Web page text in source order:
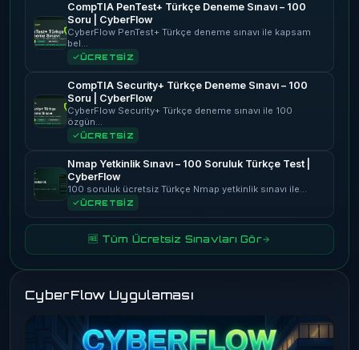
CompTIA PenTest+ Türkçe Deneme Sınavı – 100
Soru | CyberFlow
CyberFlow PenTest+ Türkçe deneme sınavı ile kapsam
bel…
ÜCRETSİZ
CompTIA Security+ Türkçe Deneme Sınavı – 100
Soru | CyberFlow
CyberFlow Security+ Türkçe deneme sınavı ile 100
özgün…
ÜCRETSİZ
Nmap Yetkinlik Sınavı – 100 Soruluk Türkçe Test |
CyberFlow
100 soruluk ücretsiz Türkçe Nmap yetkinlik sınavı ile…
ÜCRETSİZ
🆓 Tüm Ücretsiz Sınavları Gör
CyberFlow Uygulaması